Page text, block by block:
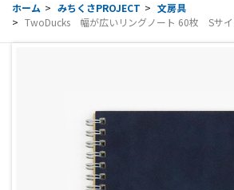
ホーム > みちくさPROJECT > 文房具
> TwoDucks 幅が広いリングノート 60枚 Sサ